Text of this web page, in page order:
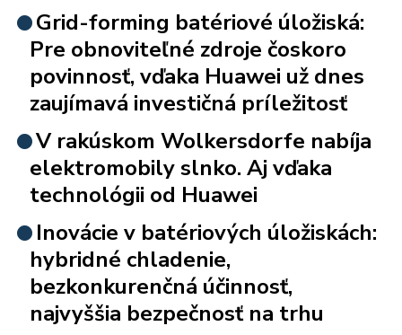
Grid-forming batériové úložiská:
Pre obnoviteľné zdroje čoskoro
povinnosť, vďaka Huawei už dnes
zaujímavá investičná príležitosť
V rakúskom Wolkersdorfe nabíja
elektromobily slnko. Aj vďaka
technológii od Huawei
Inovácie v batériových úložiskách:
hybridné chladenie,
bezkonkurenčná účinnosť,
najvyššia bezpečnosť na trhu